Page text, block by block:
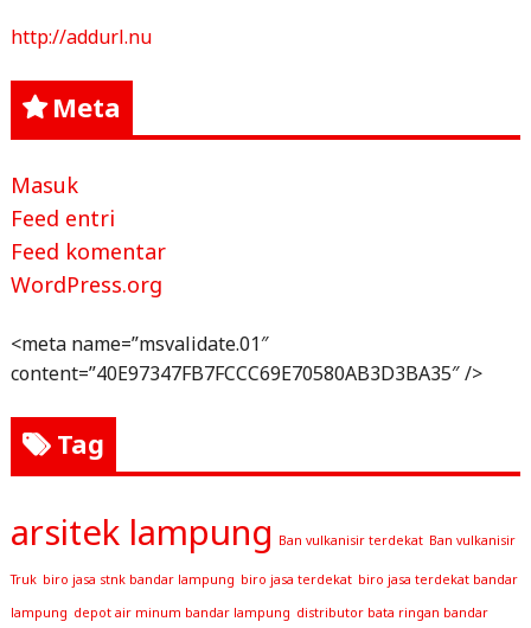
http://addurl.nu
Meta
Masuk
Feed entri
Feed komentar
WordPress.org
<meta name=”msvalidate.01″
content=”40E97347FB7FCCC69E70580AB3D3BA35″ />
Tag
arsitek lampung Ban vulkanisir terdekat Ban vulkanisir
Truk biro jasa stnk bandar lampung biro jasa terdekat biro jasa terdekat bandar
lampung depot air minum bandar lampung distributor bata ringan bandar